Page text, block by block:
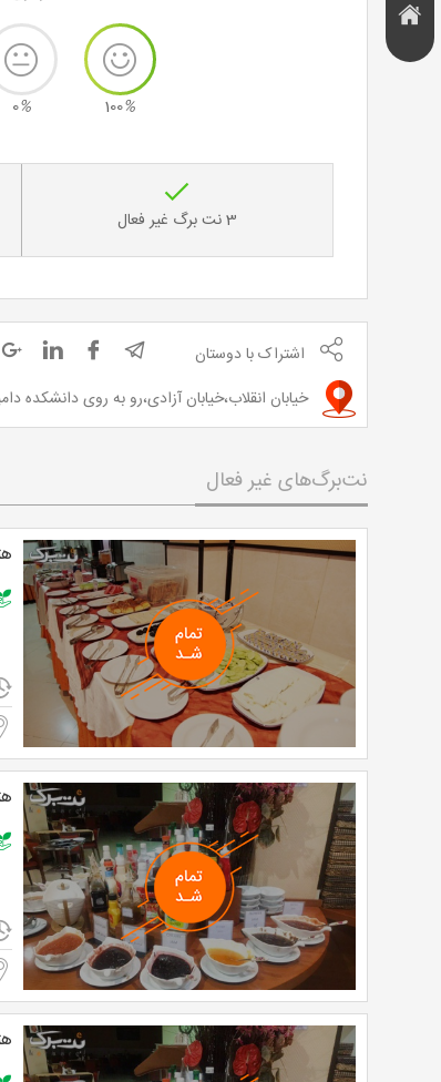
تخفیف
هتل و
اقامتگاه
100%
0%
3 نت برگ غیر فعال
اشتراک با دوستان
خیابان انقلاب،خیابان آزادی،رو به روی دانشکده دامپزشکی ،
نت‌برگ‌های غیر فعال